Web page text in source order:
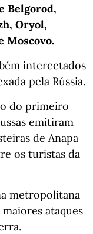
Belgorod,
Oryol,
Moscovo.
intercetados
pela Rússia.
do primeiro
emitiram
de Anapa
os turistas da
metropolitana
ataques